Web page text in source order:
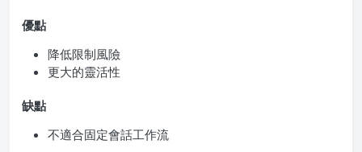
優點
降低限制風險
更大的靈活性
缺點
不適合固定會話工作流